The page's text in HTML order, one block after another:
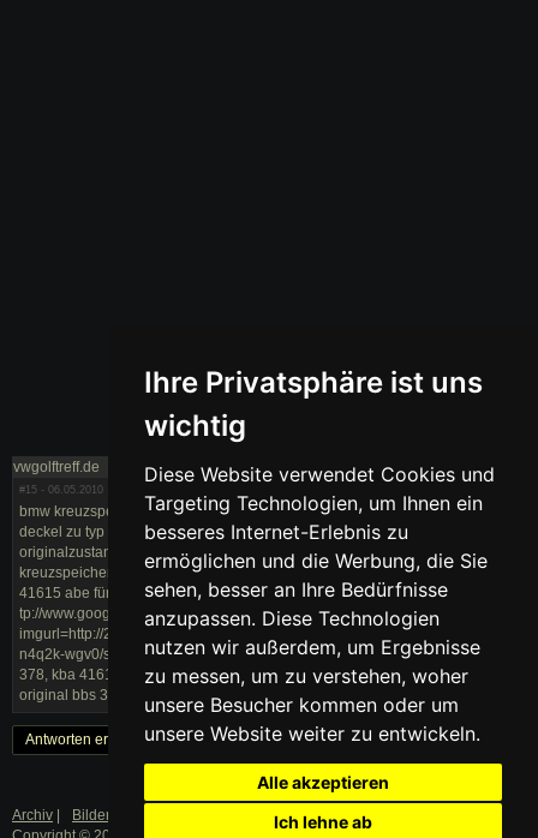
Ihre Privatsphäre ist uns
wichtig
Diese Website verwendet Cookies und
Targeting Technologien, um Ihnen ein
besseres Internet-Erlebnis zu
ermöglichen und die Werbung, die Sie
sehen, besser an Ihre Bedürfnisse
anzupassen. Diese Technologien
nutzen wir außerdem, um Ergebnisse
zu messen, um zu verstehen, woher
unsere Besucher kommen oder um
unsere Website weiter zu entwickeln.
Alle akzeptieren
Ich lehne ab
vwgolftreff.de
#15 - 06.05.2010
bmw kreuzspeichenfelgen passende embleme originale golf 2 felgen bbs
deckel zu typ 378 bbs kba 41615 bbs felgen schwarz golf 2 vw golf 2
originalzustand 6x15 golf 2 2 golf felgen golf 2 bbs original bmw
kreuzspeichenfelgen 4/100 tp://www.google.de/imgres?start=35 bbs kba
41615 abe für vw golf 2 mit bbs 6x15 felgen blogspot
tp://www.google.ch/imgres?
imgurl=http://2.bp.blogspot.com/_9udz8dgv1pg/s5dpfbxkeii/aaaaaaaamd8/q
n4q2k-wgv0/s1600/golf-2-abf%2b(8).jpg 6x15 bbs golf 2 bbs 7j x 15 h2, typ
378, kba 41615 bbs felge bmw 7jx15h2 was für reifengröße passen 2 golf
original bbs 378 kba 41615
« Zurück 1 Weiter »
Antworten erstellen
Archiv Bilder
Impressum